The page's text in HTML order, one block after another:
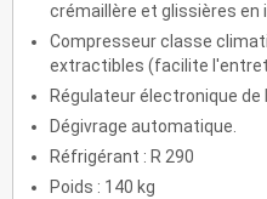
crémaillère et glissières en
Compresseur classe
extractibles (facilite
Régulateur électronique
Dégivrage automatique.
Réfrigérant : R 290
Poids : 140 kg